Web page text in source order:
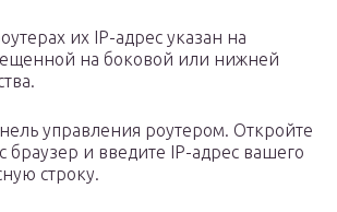
их IP-адрес указан на
на боковой или нижней
управления роутером. Откройте
браузер и введите IP-адрес вашего
строку.